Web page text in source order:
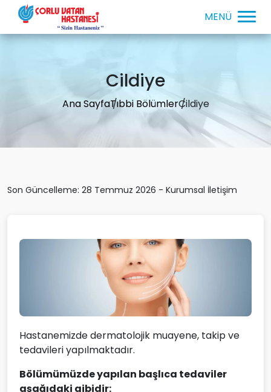
Cildiye
Ana SayfaTıbbi BölümlerCildiye
Son Güncelleme: 28 Temmuz 2026 - Kurumsal İletişim
Hastanemizde dermatolojik muayene, takip ve
tedavileri yapılmaktadır.
Bölümümüzde yapılan başlıca tedaviler
aşağıdaki gibidir: